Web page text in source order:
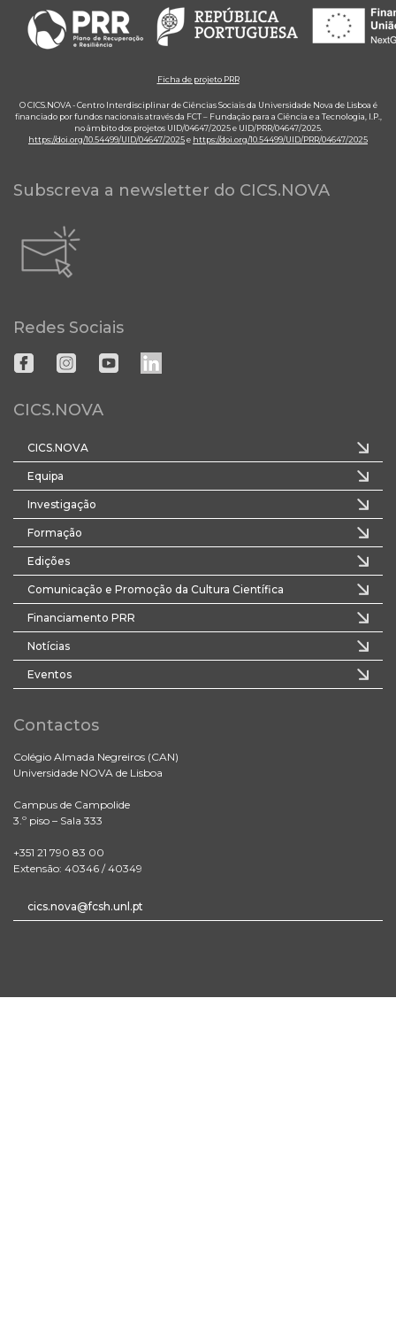
Ficha de projeto PRR
O CICS.NOVA - Centro Interdisciplinar de Ciências Sociais da Universidade Nova de Lisboa é
financiado por fundos nacionais através da FCT – Fundação para a Ciência e a Tecnologia, I.P.,
no âmbito dos projetos UID/04647/2025 e UID/PRR/04647/2025.
https://doi.org/10.54499/UID/04647/2025e https://doi.org/10.54499/UID/PRR/04647/2025
Subscreva a newsletter do CICS.NOVA
Redes Sociais
CICS.NOVA
CICS.NOVA
Equipa
Investigação
Formação
Edições
Comunicação e Promoção da Cultura Científica
Financiamento PRR
Notícias
Eventos
Contactos
Colégio Almada Negreiros (CAN)
Universidade NOVA de Lisboa
Campus de Campolide
3.º piso – Sala 333
+351 21 790 83 00
Extensão: 40346 / 40349
cics.nova@fcsh.unl.pt